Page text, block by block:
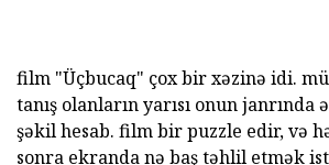
film "Üçbucaq" çox bir xəzinə idi.
tanış olanların yarısı onun janrında
şəkil hesab. film bir puzzle edir, və
sonra ekranda nə baş təhlil etmək